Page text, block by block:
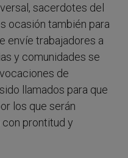
sacerdotes del
ocasión también para
envíe trabajadores a
y comunidades se
de
llamados para que
los que serán
con prontitud y